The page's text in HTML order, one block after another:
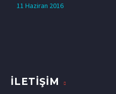
11 Haziran 2016
İLETIŞIM